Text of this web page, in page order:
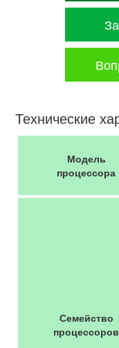
Технические
Модель
процессора
Семейство
процессоров